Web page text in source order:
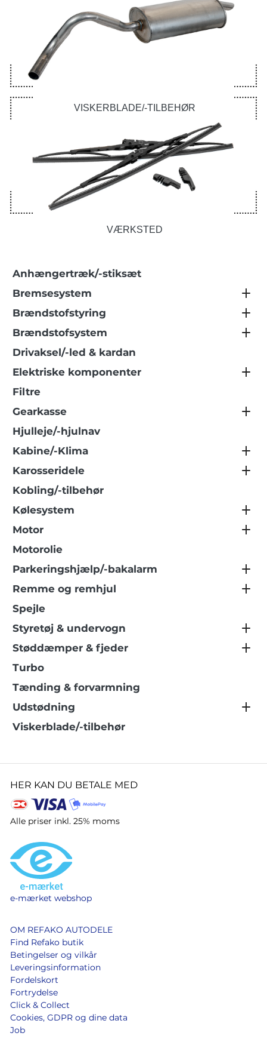
VISKERBLADE/-TILBEHØR
VÆRKSTED
Anhængertræk/-stiksæt
Bremsesystem
Brændstofstyring
Brændstofsystem
Drivaksel/-led & kardan
Elektriske komponenter
Filtre
Gearkasse
Hjulleje/-hjulnav
Kabine/-Klima
Karosseridele
Kobling/-tilbehør
Kølesystem
Motor
Motorolie
Parkeringshjælp/-bakalarm
Remme og remhjul
Spejle
Styretøj & undervogn
Støddæmper & fjeder
Turbo
Tænding & forvarmning
Udstødning
Viskerblade/-tilbehør
HER KAN DU BETALE MED
Alle priser inkl. 25% moms
e-mærket webshop
OM REFAKO AUTODELE
Find Refako butik
Betingelser og vilkår
Leveringsinformation
Fordelskort
Fortrydelse
Click & Collect
Cookies, GDPR og dine data
Job